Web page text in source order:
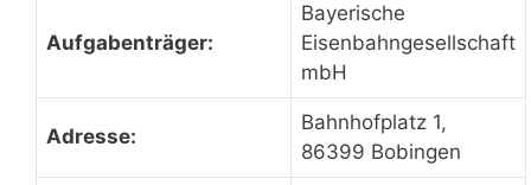
Aufgabenträger:
Bayerische
Eisenbahngesellschaft
mbH
Adresse:
Bahnhofplatz 1,
86399 Bobingen